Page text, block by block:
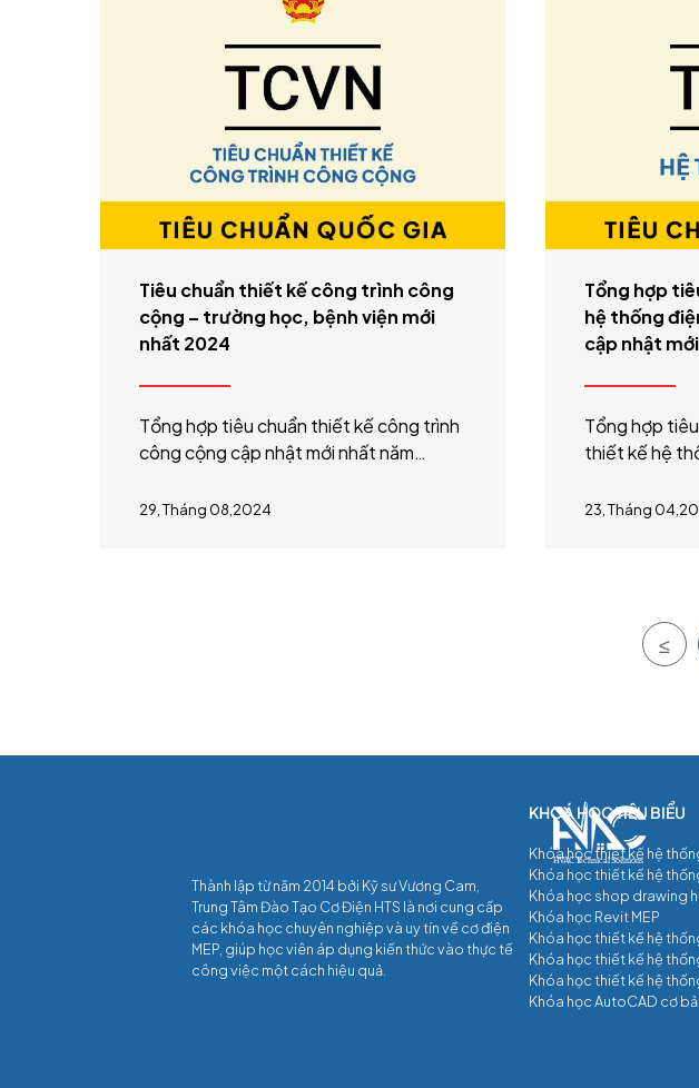
Tiêu chuẩn thiết kế công trình công
cộng – trường học, bệnh viện mới
nhất 2024
Tổng hợp tiêu chuẩn thiết kế công trình
công cộng cập nhật mới nhất năm
non, trường tiểu học, trường đại học,
29, Tháng 08,2024
Tổng hợp
hệ thống
cập nhật
Tổng hợp
thiết kế hệ
trình xây
23, Tháng
≤
Thành lập từ năm 2014 bởi Kỹ sư Vương Cam,
Trung Tâm Đào Tạo Cơ Điện HTS là nơi cung cấp
các khóa học chuyên nghiệp và uy tín về cơ điện
MEP, giúp học viên áp dụng kiến thức vào thực tế
công việc một cách hiệu quả.
Khóa học thiết kế hệ
Khóa học thiết kế hệ
Khóa học shop drawing
Khóa học Revit MEP
Khóa học thiết kế hệ
Khóa học thiết kế hệ
Khóa học thiết kế hệ
Khóa học AutoCAD cơ